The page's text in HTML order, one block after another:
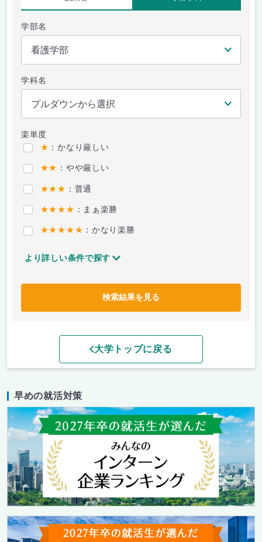
学部名
学科名
楽単度
★ ：かなり厳しい
★★ ：やや厳しい
★★★ ：普通
★★★★ ：まぁ楽勝
★★★★★ ：かなり楽勝
より詳しい条件で探す
検索結果を見る
大学トップに戻る
早めの就活対策